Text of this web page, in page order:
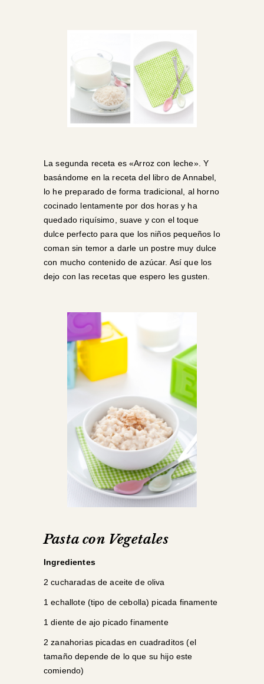
La segunda receta es «Arroz con leche». Y
basándome en la receta del libro de Annabel,
lo he preparado de forma tradicional, al horno
cocinado lentamente por dos horas y ha
quedado riquísimo, suave y con el toque
dulce perfecto para que los niños pequeños lo
coman sin temor a darle un postre muy dulce
con mucho contenido de azúcar. Así que los
dejo con las recetas que espero les gusten.
Pasta con Vegetales
Ingredientes
2 cucharadas de aceite de oliva
1 echallote (tipo de cebolla) picada finamente
1 diente de ajo picado finamente
2 zanahorias picadas en cuadraditos (el
tamaño depende de lo que su hijo este
comiendo)